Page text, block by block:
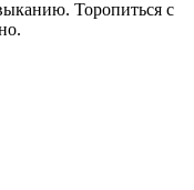
Торопиться с